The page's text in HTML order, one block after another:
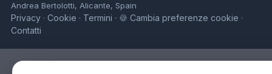
Andrea Bertolotti, Alicante, Spain
Privacy · Cookie · Termini · 🍪 Cambia preferenze cookie ·
Contatti